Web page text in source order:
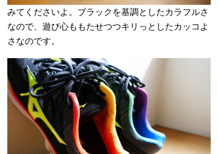
みてくださいよ。ブラックを基調としたカラフルさ
なので、遊び心ももたせつつキリっとしたカッコよ
さなのです。